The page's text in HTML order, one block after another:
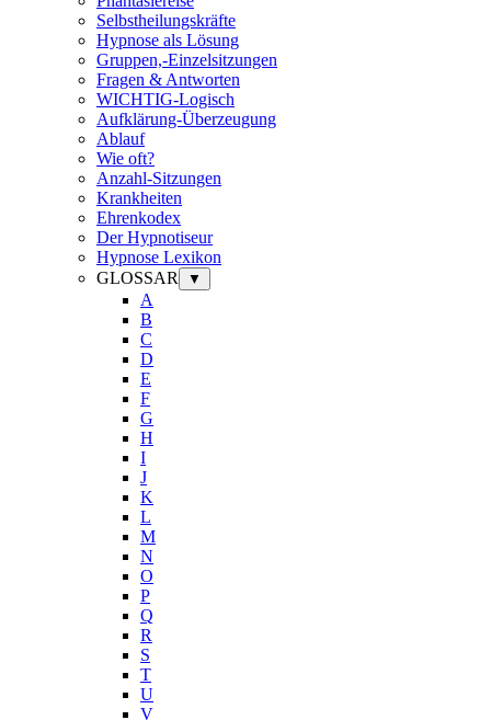
Selbstheilungskräfte
Hypnose als Lösung
Gruppen,-Einzelsitzungen
Fragen & Antworten
WICHTIG-Logisch
Aufklärung-Überzeugung
Ablauf
Wie oft?
Anzahl-Sitzungen
Krankheiten
Ehrenkodex
Der Hypnotiseur
Hypnose Lexikon
GLOSSAR
▼
A
B
C
D
E
F
G
H
I
J
K
L
M
N
O
P
Q
R
S
T
U
V